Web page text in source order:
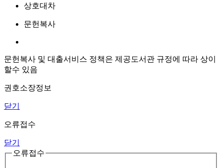
상호대차
문헌복사
문헌복사 및 대출서비스 정책은 제공도서관 규정에 따라 상이
할수 있음
권호소장정보
닫기
오류접수
닫기
오류접수